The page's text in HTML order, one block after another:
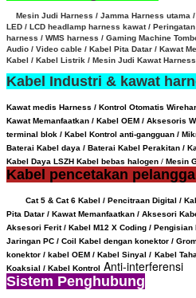
Mesin Judi Harness / Jamma Harness utama
LED / LCD headlamp harness kawat /
harness / WMS harness / Gaming Machine
Audio / Video cable / Kabel Pita Datar / Kawat
Kabel / Kabel Listrik / Mesin Judi Kawat Harness
Kabel Industri & kawat
Kawat medis Harness / Kontrol Otomatis
Kawat Memanfaatkan / Kabel OEM / Aksesoris
terminal blok / Kabel Kontrol anti-gangguan /
Baterai Kabel daya / Baterai Kabel Perakitan /
Kabel Daya LSZH Kabel bebas halogen / Mesin
Kabel pencetakan
Cat 5 & Cat 6 Kabel / Pencitraan Digital /
Pita Datar / Kawat Memanfaatkan / Aksesori
Aksesori Ferit / Kabel M12 X Coding /
Jaringan PC / Coil Kabel dengan konektor /
konektor / kabel OEM / Kabel Sinyal / Kabel
Koaksial / Kabel Kontrol Anti-interferensi
Sistem Penghubung